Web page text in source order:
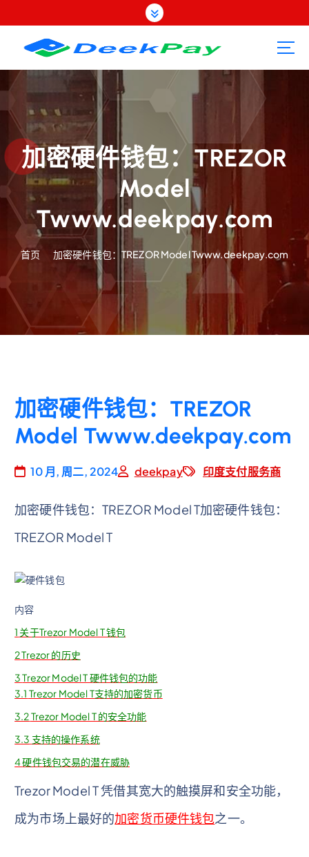
转
容
加密硬件钱包：TREZOR
Model
Twww.deekpay.com
首页 加密硬件钱包：TREZOR Model Twww.deekpay.com
加密硬件钱包：TREZOR
Model Twww.deekpay.com
10 月, 周二, 2024 deekpay 印度支付服务商
加密硬件钱包：TREZOR Model T加密硬件钱包：
TREZOR Model T
内容
1 关于Trezor Model T 钱包
2Trezor 的历史
3Trezor Model T 硬件钱包的功能
3.1 Trezor Model T支持的加密货币
3.2Trezor Model T 的安全功能
3.3 支持的操作系统
4硬件钱包交易的潜在威胁
Trezor Model T 凭借其宽大的触摸屏和安全功能，
成为市场上最好的加密货币硬件钱包之一。